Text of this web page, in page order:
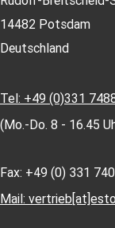
14482 Potsdam
Deutschland
Tel: +49 (0)331
(Mo.-Do. 8 - 16.45
Fax: +49 (0) 331
Mail: